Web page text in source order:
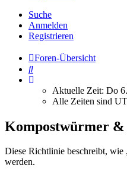
Suche
Anmelden
Registrieren
Foren-Übersicht
Suche
Aktuelle Zeit: Do
Alle Zeiten sind
Kompostwürmer
Diese Richtlinie beschreibt, wie
werden.